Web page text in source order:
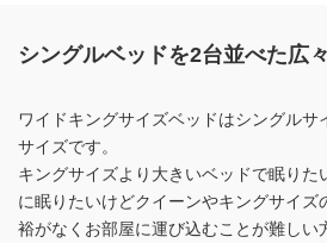
シングルベッドを2台並べた広
ワイドキングサイズベッドはシングルサ
サイズです。
キングサイズより大きいベッドで眠りた
に眠りたいけどクイーンやキングサイズ
裕がなく お部屋に運び込むことが難しい